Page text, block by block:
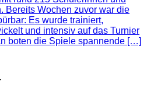
Bereits Wochen zuvor war die
Es wurde trainiert,
und intensiv auf das Turnier
boten die Spiele spannende […]